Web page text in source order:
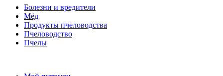
Болезни и вредители
Мёд
Продукты пчеловодства
Пчеловодство
Пчелы